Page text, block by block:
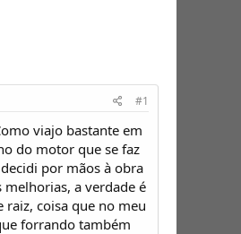
#1
viajo bastante em
do motor que se faz
por mãos à obra
a verdade é
coisa que no meu
forrando também